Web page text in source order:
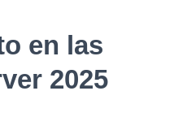
en las
2025